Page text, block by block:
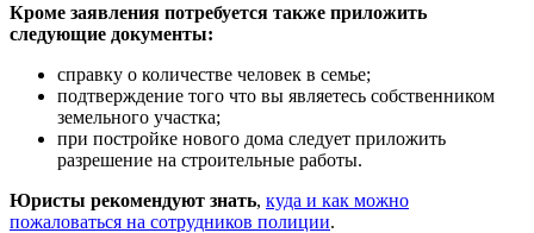
Кроме заявления потребуется также приложить
следующие документы:
справку о количестве человек в семье;
подтверждение того что вы являетесь собственником
земельного участка;
при постройке нового дома следует приложить
разрешение на строительные работы.
Юристы рекомендуют знать, куда и как можно
пожаловаться на сотрудников полиции.